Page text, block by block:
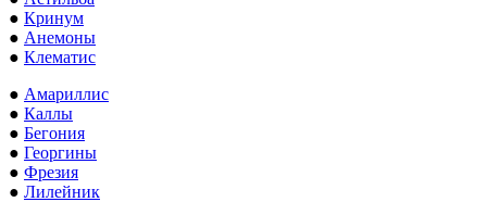
● Кринум
● Анемоны
● Клематис
● Амариллис
● Каллы
● Бегония
● Георгины
● Фрезия
● Лилейник